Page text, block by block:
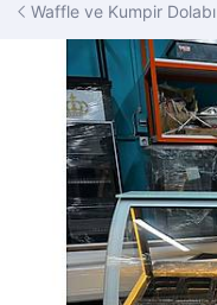
Waffle ve Kumpir Dolabı